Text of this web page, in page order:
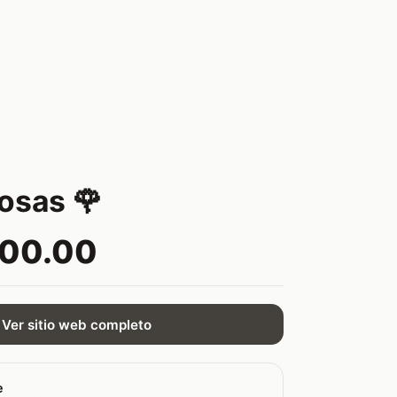
🌹
Ver sitio web completo